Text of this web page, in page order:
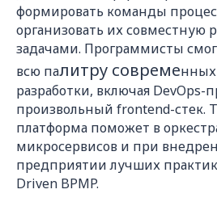
формировать команды
организовать их совместную
задачами. Программисты
всю палитру современных
разработки, включая DevOps-
произвольный frontend-стек.
платформа поможет в
микросервисов и при
предприятии лучших
Driven BPMP.